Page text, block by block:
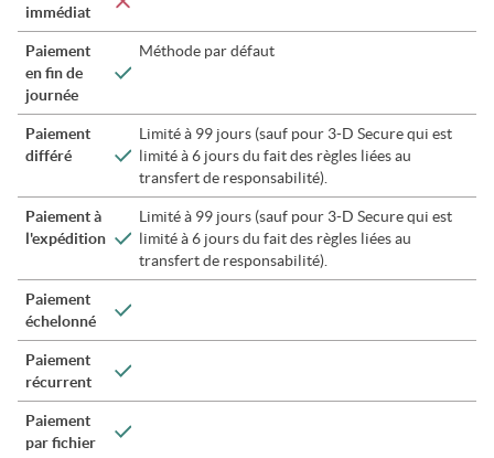
immédiat
Paiement
en fin de
journée
Méthode par défaut
Paiement
différé
Limité à 99 jours (sauf pour 3-D Secure qui est
limité à 6 jours du fait des règles liées au
transfert de responsabilité).
Paiement à
l'expédition
Limité à 99 jours (sauf pour 3-D Secure qui est
limité à 6 jours du fait des règles liées au
transfert de responsabilité).
Paiement
échelonné
Paiement
récurrent
Paiement
par fichier